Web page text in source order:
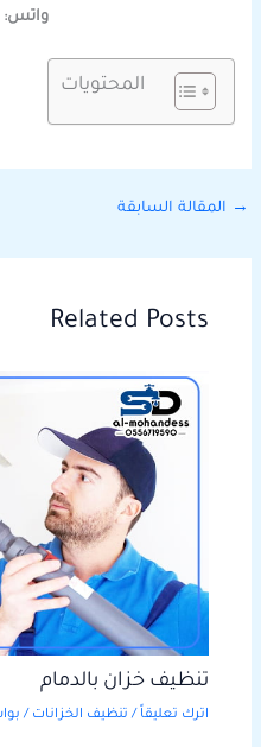
المحتويات
→ المقالة السابقة
Related Posts
تنظيف خزان بالدمام
اترك تعليقاً / تنظيف الخزانات /